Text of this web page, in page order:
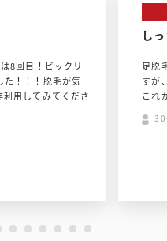
8回目！ビックリ
た！！！脱毛が気
用してみてくださ
し
足脱
すが
これ